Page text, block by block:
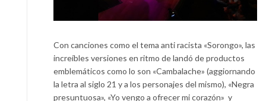
Con canciones como el tema anti racista «Sorongo», las
increíbles versiones en ritmo de landó de productos
emblemáticos como lo son «Cambalache» (aggiornando
la letra al siglo 21 y a los personajes del mismo), «Negra
presuntuosa», «Yo vengo a ofrecer mi corazón» y